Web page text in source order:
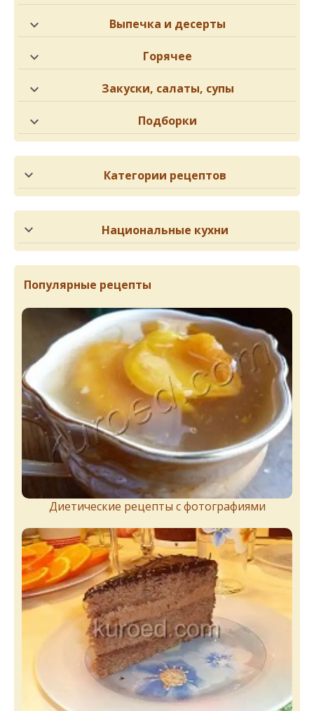
Выпечка и десерты
Горячее
Закуски, салаты, супы
Подборки
Категории рецептов
Национальные кухни
Популярные рецепты
Диетические рецепты с фотографиями